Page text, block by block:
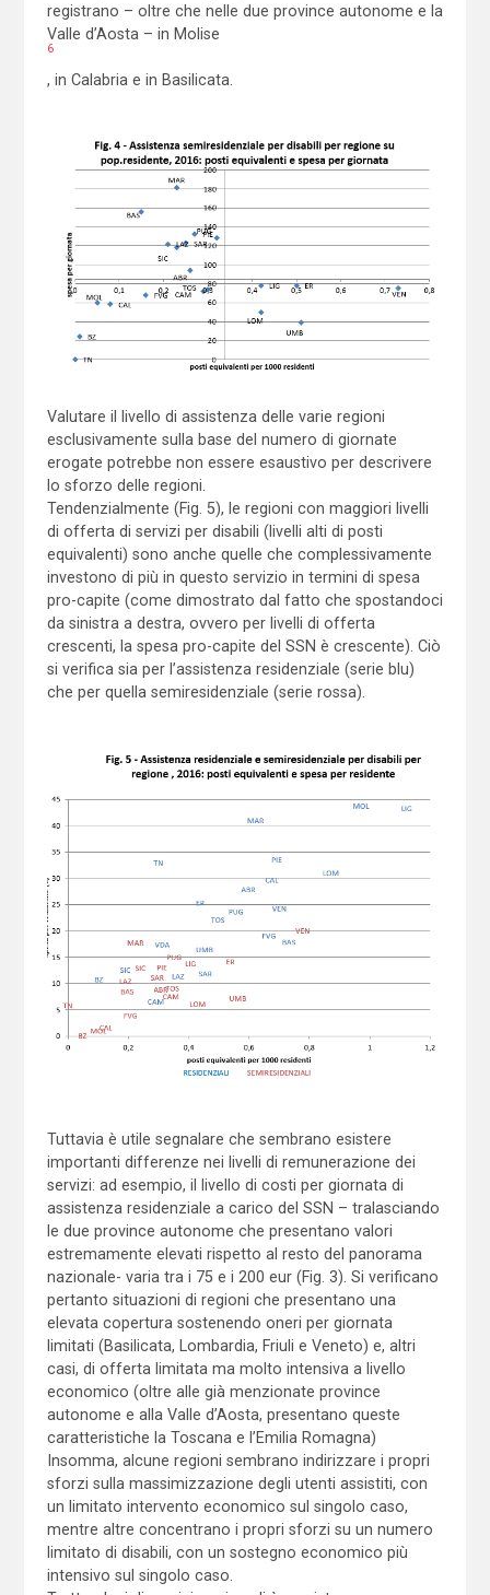
registrano – oltre che nelle due province autonome e la
Valle d’Aosta – in Molise
6
, in Calabria e in Basilicata.
Valutare il livello di assistenza delle varie regioni
esclusivamente sulla base del numero di giornate
erogate potrebbe non essere esaustivo per descrivere
lo sforzo delle regioni.
Tendenzialmente (Fig. 5), le regioni con maggiori livelli
di offerta di servizi per disabili (livelli alti di posti
equivalenti) sono anche quelle che complessivamente
investono di più in questo servizio in termini di spesa
pro-capite (come dimostrato dal fatto che spostandoci
da sinistra a destra, ovvero per livelli di offerta
crescenti, la spesa pro-capite del SSN è crescente). Ciò
si verifica sia per l’assistenza residenziale (serie blu)
che per quella semiresidenziale (serie rossa).
Tuttavia è utile segnalare che sembrano esistere
importanti differenze nei livelli di remunerazione dei
servizi: ad esempio, il livello di costi per giornata di
assistenza residenziale a carico del SSN – tralasciando
le due province autonome che presentano valori
estremamente elevati rispetto al resto del panorama
nazionale- varia tra i 75 e i 200 eur (Fig. 3). Si verificano
pertanto situazioni di regioni che presentano una
elevata copertura sostenendo oneri per giornata
limitati (Basilicata, Lombardia, Friuli e Veneto) e, altri
casi, di offerta limitata ma molto intensiva a livello
economico (oltre alle già menzionate province
autonome e alla Valle d’Aosta, presentano queste
caratteristiche la Toscana e l’Emilia Romagna)
Insomma, alcune regioni sembrano indirizzare i propri
sforzi sulla massimizzazione degli utenti assistiti, con
un limitato intervento economico sul singolo caso,
mentre altre concentrano i propri sforzi su un numero
limitato di disabili, con un sostegno economico più
intensivo sul singolo caso.